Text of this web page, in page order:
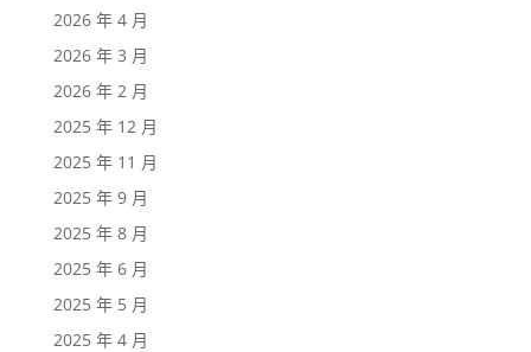
2026 年 4 月
2026 年 3 月
2026 年 2 月
2025 年 12 月
2025 年 11 月
2025 年 9 月
2025 年 8 月
2025 年 6 月
2025 年 5 月
2025 年 4 月